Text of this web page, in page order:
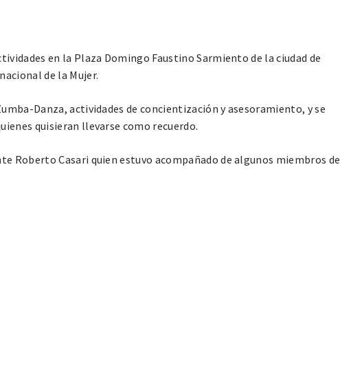
en la Plaza Domingo Faustino Sarmiento de la ciudad de
de la Mujer.
Danza, actividades de concientización y asesoramiento, y se
quisieran llevarse como recuerdo.
Roberto Casari quien estuvo acompañado de algunos miembros de